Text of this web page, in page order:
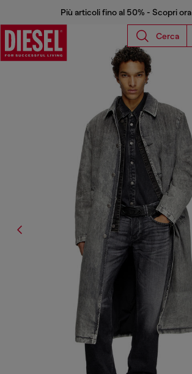
Più articoli fino al 50% - Scopri ora
Cerca